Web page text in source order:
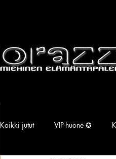
Kaikki jutut VIP-huone ✪